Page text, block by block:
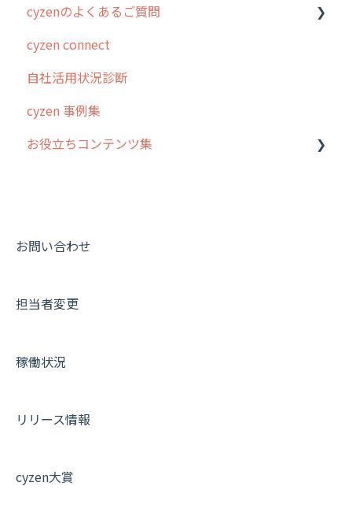
はじめに
スポット・ステータス関連オプション
交通費自動計算
安全走行支援
写真管理・高画質化
その他オプション
契約・その他
cyzenのよくあるご質問
ログインについて
グループ・ユーザーについて
GPS・位置情報 について
ルート自動記録 について
報告書について
メンバー画面について
その他よくある質問
cyzen connect
自社活用状況診断
cyzen 事例集
お役立ちコンテンツ集
動画集：共通
お問い合わせ
担当者変更
稼働状況
リリース情報
cyzen大賞